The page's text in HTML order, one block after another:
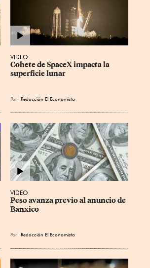
VIDEO
Cohete de SpaceX impacta la
superficie lunar
Por Redacción El Economista
VIDEO
Peso avanza previo al anuncio de
Banxico
Por Redacción El Economista